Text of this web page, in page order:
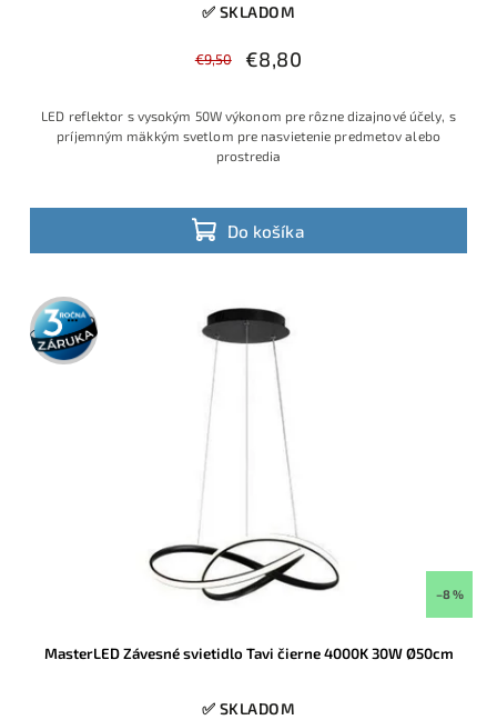
✅ SKLADOM
€9,50 €8,80
Do košíka
LED reflektor s vysokým 50W výkonom pre rôzne dizajnové účely, s
príjemným mäkkým svetlom pre nasvietenie predmetov alebo
prostredia
3 roky
záruka
–8 %
MasterLED Závesné svietidlo Tavi čierne 4000K 30W Ø50cm
✅ SKLADOM